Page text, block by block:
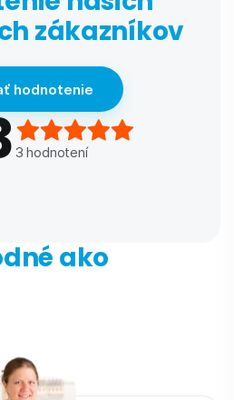
zákazníkov
hodnotenie
3 hodnotení
ako